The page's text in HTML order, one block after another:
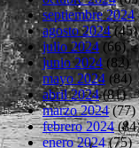
septiembre 2024
agosto 2024(45)
julio 2024(66)
junio 2024 (82)
mayo 2024 (84)
abril 2024(81)
marzo 2024(77)
febrero 2024
enero 2024(75)